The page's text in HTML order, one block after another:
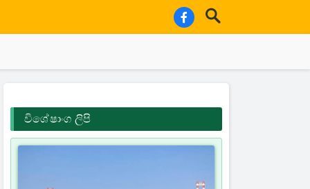
විශේෂාංග ලිපි